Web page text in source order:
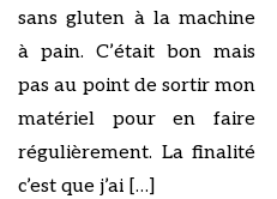
sans gluten à la machine
à pain. C’était bon mais
pas au point de sortir mon
matériel pour en faire
régulièrement. La finalité
c’est que j’ai […]